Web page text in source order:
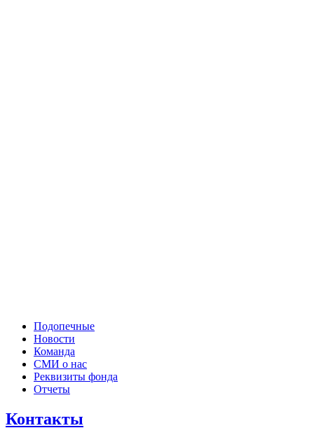
Подопечные
Новости
Команда
СМИ о нас
Реквизиты фонда
Отчеты
Контакты